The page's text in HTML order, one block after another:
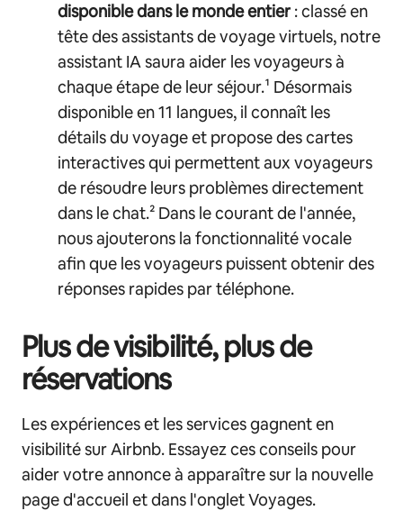
disponible dans le monde entier : classé en
tête des assistants de voyage virtuels, notre
assistant IA saura aider les voyageurs à
chaque étape de leur séjour.¹ Désormais
disponible en 11 langues, il connaît les
détails du voyage et propose des cartes
interactives qui permettent aux voyageurs
de résoudre leurs problèmes directement
dans le chat.² Dans le courant de l'année,
nous ajouterons la fonctionnalité vocale
afin que les voyageurs puissent obtenir des
réponses rapides par téléphone.
Plus de visibilité, plus de
réservations
Les expériences et les services gagnent en
visibilité sur Airbnb. Essayez ces conseils pour
aider votre annonce à apparaître sur la nouvelle
page d'accueil et dans l'onglet Voyages.